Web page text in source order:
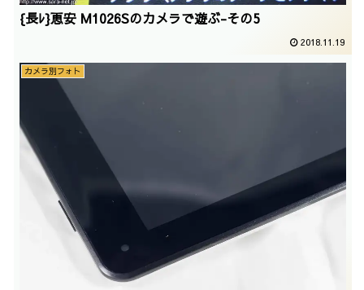
{長ﾚ}恵安 M1026Sのカメラで遊ぶ-その5
2018.11.19
カメラ別フォト